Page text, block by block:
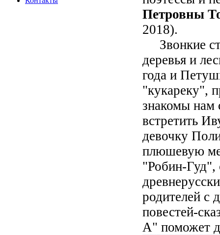
Петровны
2018).
Звонкие
деревья и
года и
"кукареку",
знакомы нам
встретить
девочку
плюшевую
"Робин-Гуд",
родителей с
повестей-
А" поможет